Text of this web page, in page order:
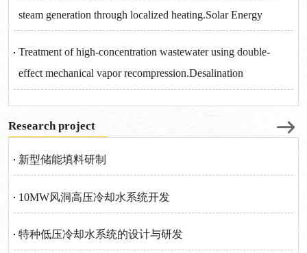
steam generation through localized heating.Solar Energy
Treatment of high-concentration wastewater using double-
effect mechanical vapor recompression.Desalination
Research project
新型储能填料研制
10MW风洞高压冷却水系统开发
特种低压冷却水系统的设计与研发